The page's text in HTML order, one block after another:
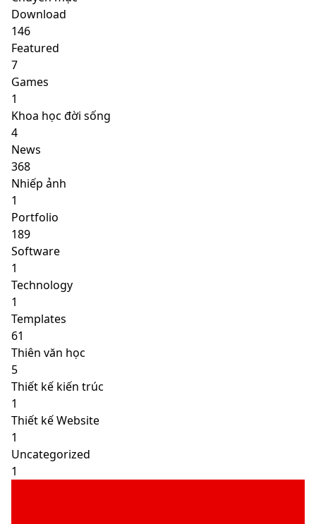
Download
146
Featured
7
Games
1
Khoa học đời sống
4
News
368
Nhiếp ảnh
1
Portfolio
189
Software
1
Technology
1
Templates
61
Thiên văn học
5
Thiết kế kiến trúc
1
Thiết kế Website
1
Uncategorized
1